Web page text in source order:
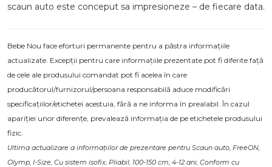
scaun auto este conceput sa impresioneze – de fiecare data.
Bebe Nou face eforturi permanente pentru a păstra informațiile
actualizate. Excepții pentru care informațiile prezentate pot fi diferite față
de cele ale produsului comandat pot fi acelea în care
producătorul/furnizorul/persoana responsabilă aduce modificări
specificațiilor/etichetei acestuia, fără a ne informa în prealabil. În cazul
apariției unor diferențe, prevalează informația de pe etichetele produsului
fizic.
Ultima actualizare a informațiilor de prezentare pentru Scaun auto, FreeON,
Olymp, I-Size, Cu sistem isofix, Pliabil, 100-150 cm, 4-12 ani, Conform cu